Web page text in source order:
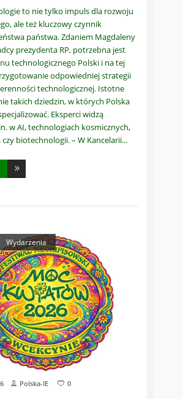
to nie tylko impuls dla rozwoju
ale też kluczowy czynnik
państwa. Zdaniem Magdaleny
prezydenta RP, potrzebna jest
technologicznego Polski i na tej
odpowiedniej strategii
technologicznej. Istotne
takich dziedzin, w których Polska
Eksperci widzą
w AI, technologiach kosmicznych,
biotechnologii. – W Kancelarii
Wydarzenia
Polska-IE 0